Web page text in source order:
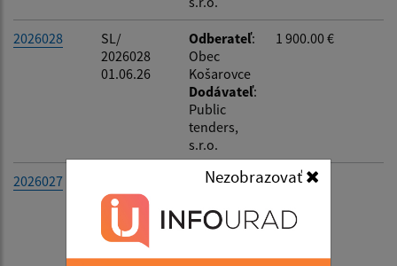
Nezobrazovať
Suma od:
Filtrovať Reset
2026028
SL/
2026028
01.06.26
Odberateľ:
Obec
Košarovce
Dodávateľ:
Public
tenders,
s.r.o.
1 900.00 €
2026027
2026027
Odberateľ:
Košarovce
Dodávateľ :
400.00 €